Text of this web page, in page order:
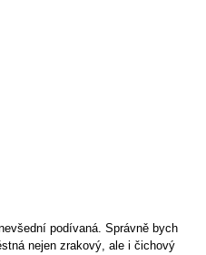
podívaná. Správně bych
nejen zrakový, ale i čichový